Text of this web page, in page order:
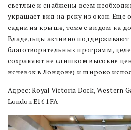
светлые и снабжены всем
украшает вид на реку из окон. Еще
садик на крыше, тоже с видом на
Владельцы активно поддерживают
благотворительных программ,
сохраняют не слишком высокие
ночевок в Лондоне) и широко
Адрес: Royal Victoria Dock, Western
London E16 1FA.